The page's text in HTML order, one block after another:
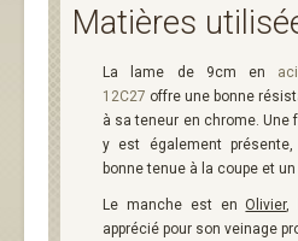
Matières
La lame de 9cm en
12C27 offre une bonne
à sa teneur en chrome. Une
y est également
bonne tenue à la coupe et
Le manche est enOlivier,
apprécié pour son veinage